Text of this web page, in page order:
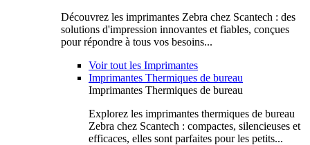
Découvrez les imprimantes Zebra chez Scantech : des
solutions d'impression innovantes et fiables, conçues
pour répondre à tous vos besoins...
Voir tout les Imprimantes
Imprimantes Thermiques de bureau
Imprimantes Thermiques de bureau
Explorez les imprimantes thermiques de bureau
Zebra chez Scantech : compactes, silencieuses et
efficaces, elles sont parfaites pour les petits...